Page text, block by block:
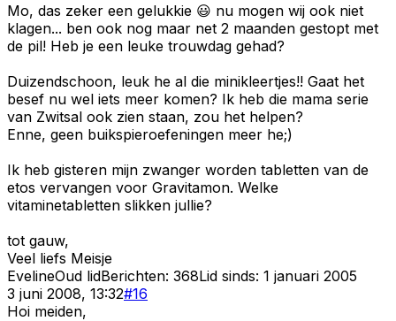
Mo, das zeker een gelukkie 😃 nu mogen wij ook niet
klagen... ben ook nog maar net 2 maanden gestopt met
de pil! Heb je een leuke trouwdag gehad?
Duizendschoon, leuk he al die minikleertjes!! Gaat het
besef nu wel iets meer komen? Ik heb die mama serie
van Zwitsal ook zien staan, zou het helpen?
Enne, geen buikspieroefeningen meer he;)
Ik heb gisteren mijn zwanger worden tabletten van de
etos vervangen voor Gravitamon. Welke
vitaminetabletten slikken jullie?
tot gauw,
Veel liefs Meisje
EvelineOud lidBerichten: 368Lid sinds: 1 januari 2005
3 juni 2008, 13:32#16
Hoi meiden,